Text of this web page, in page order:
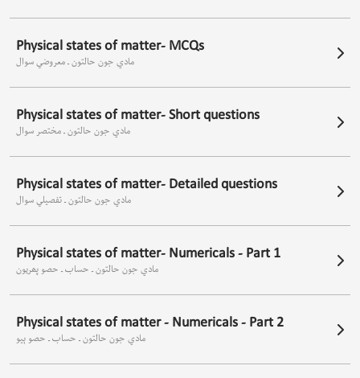
Physical states of matter- MCQs
مادي جون حالتون ـ معروضي سوال
Physical states of matter- Short questions
مادي جون حالتون ـ مختصر سوال
Physical states of matter- Detailed questions
مادي جون حالتون ـ تفصيلي سوال
Physical states of matter- Numericals - Part 1
مادي جون حالتون ـ حساب ـ حصو پھريون
Physical states of matter - Numericals - Part 2
مادي جون حالتون ـ حساب ـ حصو ٻيو